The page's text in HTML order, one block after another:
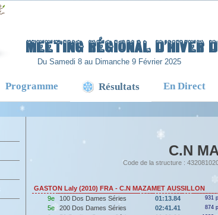
Meeting Régional d’Hiver
Du Samedi 8 au Dimanche 9 Février 2025
Programme Résultats En Direct
C.N
Code de la structure :
GASTON Laly (2010) FRA - C.N MAZAMET AUSSILLON
9e
100 Dos Dames Séries 01:13.84 931
5e 200 Dos Dames Séries 02:41.41 874